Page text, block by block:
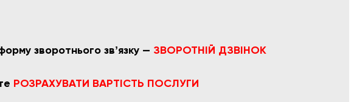
зворотнього звʼязку — ЗВОРОТНІЙ ДЗВІНОК
РОЗРАХУВАТИ ВАРТІСТЬ ПОСЛУГИ